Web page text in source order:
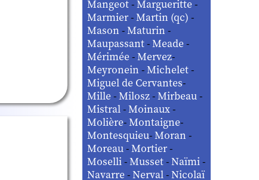
Mangeot-Margueritte-
Marmier-Martin (qc)-
Mason-Maturin-
Maupassant-Meade-
Mérimée-Mervez-
Meyronein-Michelet-
Miguel de Cervantes-
Mille-Milosz-Mirbeau-
Mistral-Moinaux-
Molière-Montaigne-
Montesquieu-Moran-
Moreau-Mortier-
Moselli-Musset-Naïmi-
Navarre-Nerval-Nicolaï